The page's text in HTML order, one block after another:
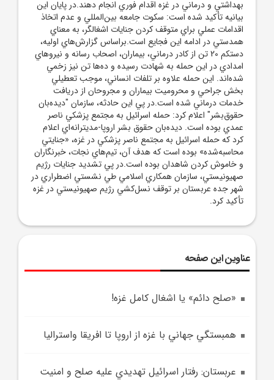
بهداشتي و درماني در غزه اقدام فوري انجام دهند.در پايان اين
بيانيه تأکيد شده است: سکوت جامعه بين‌المللي و عدم اتخاذ
اقدامات عملي براي متوقف کردن جنايات اشغالگر، به معناي
همدستي در ادامه اين فجايع است.براساس گزارش‌هاي اوليه،
دستکم 20 تن از کادر درماني، بيماران، اصحاب رسانه و نيروهاي
امدادي در اين حمله به شهادت رسيده و ده‌ها تن نيز زخمي
شده‌اند. اين حمله علاوه بر تلفات انساني، موجب تعطيلي
بخش جراحي و محروميت بيماران و مجروحان از دريافت
خدمات درماني شده است.در پي اين حادثه، سازمان "ديده‌بان
حقوق‌بشر" اعلام کرد: حمله اسرائيل به مجتمع پزشکي ناصر
عمدي بوده است. ديده‌بان حقوق بشر اروپا-مديترانه‌اي اعلام
کرد که حمله اسرائيل به مجتمع ناصر پزشکي در غزه، «جنايتي
محاسبه‌شده» بوده است که هدف آن، تيم‌هاي نجات، خبرنگاران
و خاموش کردن شاهدان بوده است.در پي تشديد جنايات رژيم
صهيونيستي، سازمان همکاري اسلامي طي نشستي اضطراري در
شهر جده عربستان بر توقف نسل‌کشي رژيم صهيونيستي در غزه
تأکيد کرد.
عناوین این صفحه
«صلح دائم» يا اشغال کامل غزه!
همبستگي جهاني با غزه از اروپا تا افريقا واستراليا
عربستان: رفتار اسرائيل تهديدي عليه صلح و امنيت